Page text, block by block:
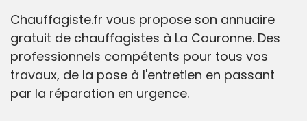
Chauffagiste.fr vous propose son annuaire
gratuit de chauffagistes à La Couronne. Des
professionnels compétents pour tous vos
travaux, de la pose à l'entretien en passant
par la réparation en urgence.